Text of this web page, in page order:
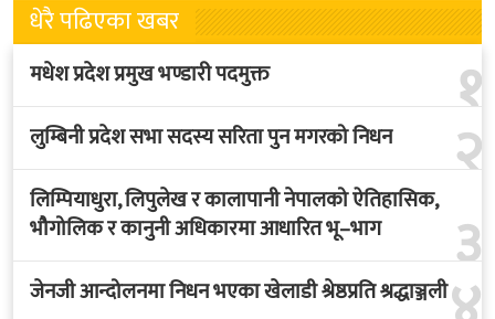
धेरै पढिएका खबर
१
मधेश प्रदेश प्रमुख भण्डारी पदमुक्त
२
लुम्बिनी प्रदेश सभा सदस्य सरिता पुन मगरको निधन
३
लिम्पियाधुरा, लिपुलेख र कालापानी नेपालको ऐतिहासिक,
भौगोलिक र कानुनी अधिकारमा आधारित भू–भाग
जेनजी आन्दोलनमा निधन भएका खेलाडी श्रेष्ठप्रति श्रद्धाञ्जली